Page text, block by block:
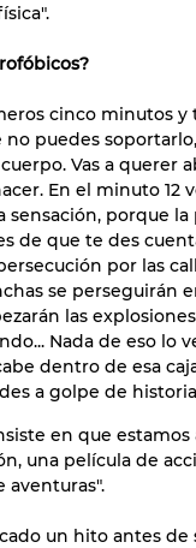
cinco minutos y
no puedes
Vas a querer
En el minuto 12
sensación, porque la
de que te des
por las
se perseguirán
las
Nada de eso lo
dentro de esa
a golpe de
en que
una película de
aventuras".
un hito antes de